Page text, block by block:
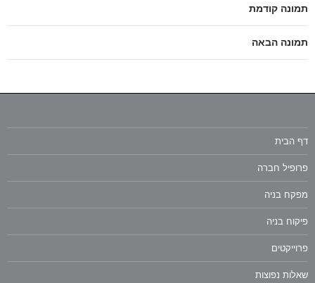
תמונה קודמת
תמונה הבאה
דף הבית
פרופיל חברה
מפקח בניה
פיקוח בניה
פרוייקטים
שאלות נפוצות